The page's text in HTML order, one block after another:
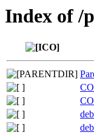
Index of /